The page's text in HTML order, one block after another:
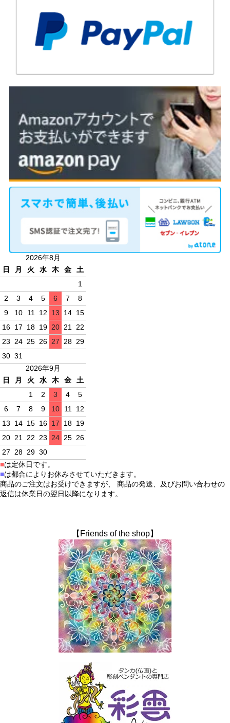
2026年8月
日
月 火 水 木 金
土
1
2
3 4 5 6 7
8
9
10 11 12 13 14 15
16 17 18 19 20 21 22
23 24 25 26 27 28 29
30 31
2026年9月
日
月 火 水 木 金
土
1
2 3 4
5
6
7 8 9 10 11 12
13
14 15 16 17 18 19
20 21 22 23 24 25 26
27 28 29 30
■は定休日です。
■は都合によりお休みさせていただきます。
商品のご注文はお受けできますが、 商品の発送、及びお問い合わせの
返信は休業日の翌日以降になります。
【Friends of the shop】